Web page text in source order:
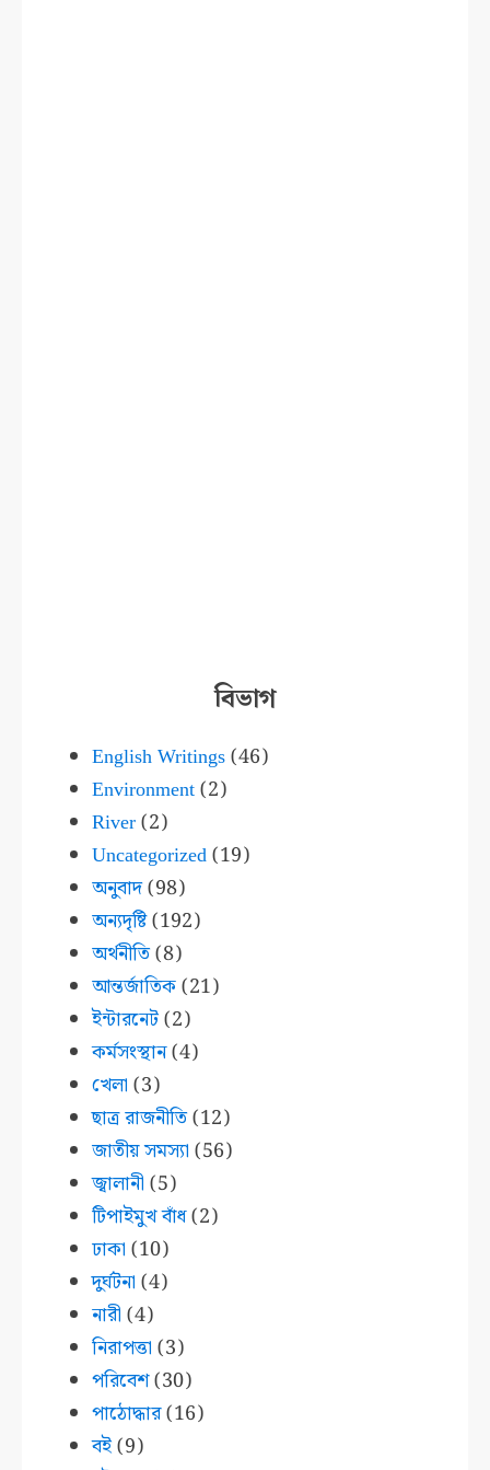
বিভাগ
English Writings(46)
Environment(2)
River(2)
Uncategorized(19)
অনুবাদ(98)
অন্যদৃষ্টি(192)
অর্থনীতি(8)
আন্তর্জাতিক(21)
ইন্টারনেট(2)
কর্মসংস্থান(4)
খেলা (3)
ছাত্র রাজনীতি(12)
জাতীয় সমস্যা (56)
জ্বালানী (5)
টিপাইমুখ বাঁধ(2)
ঢাকা (10)
দুর্ঘটনা (4)
নারী (4)
নিরাপত্তা (3)
পরিবেশ(30)
পাঠোদ্ধার(16)
বই(9)